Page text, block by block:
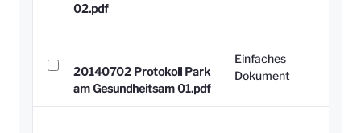
02.pdf
20140702 Protokoll Park
am Gesundheitsam 01.pdf
Einfaches
Dokument